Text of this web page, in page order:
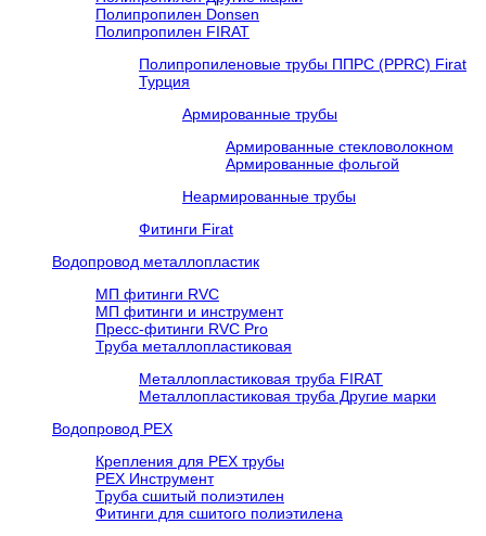
Полипропилен Donsen
Полипропилен FIRAT
Полипропиленовые трубы ППРС (PPRC) Firat
Турция
Армированные трубы
Армированные стекловолокном
Армированные фольгой
Неармированные трубы
Фитинги Firat
Водопровод металлопластик
МП фитинги RVC
МП фитинги и инструмент
Пресс-фитинги RVC Pro
Труба металлопластиковая
Металлопластиковая труба FIRAT
Металлопластиковая труба Другие марки
Водопровод РЕХ
Крепления для РЕХ трубы
РЕХ Инструмент
Труба сшитый полиэтилен
Фитинги для сшитого полиэтилена